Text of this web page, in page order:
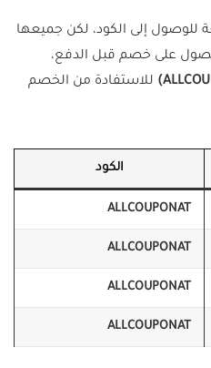
للوصول إلى الكود، لكن جميعها
على خصم قبل الدفع،
للاستفادة من الخصم
الكود
ALLCOUPONAT
ALLCOUPONAT
ALLCOUPONAT
ALLCOUPONAT